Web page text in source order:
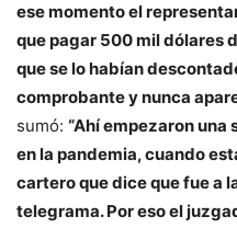
ese momento el
que pagar 500 mil dólares
que se lo habían
comprobante y nunca
sumó: “Ahí empezaron
en la pandemia, cuando
cartero que dice que fue a
telegrama. Por eso el